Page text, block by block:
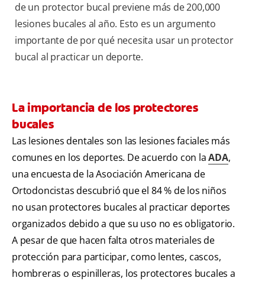
de un protector bucal previene más de 200,000
lesiones bucales al año. Esto es un argumento
importante de por qué necesita usar un protector
bucal al practicar un deporte.
La importancia de los protectores
bucales
Las lesiones dentales son las lesiones faciales más
comunes en los deportes. De acuerdo con laADA,
una encuesta de la Asociación Americana de
Ortodoncistas descubrió que el 84 % de los niños
no usan protectores bucales al practicar deportes
organizados debido a que su uso no es obligatorio.
A pesar de que hacen falta otros materiales de
protección para participar, como lentes, cascos,
hombreras o espinilleras, los protectores bucales a